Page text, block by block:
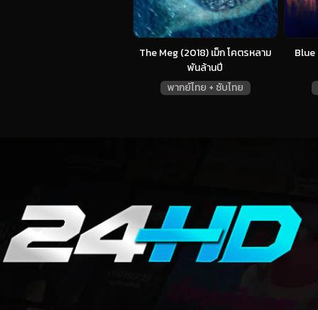
The Meg (2018) เม็ก โคตรหลาม
พันล้านปี
พากย์ไทย + ซับไทย